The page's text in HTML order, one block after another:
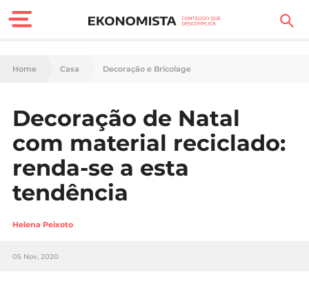
Finanças Pessoais
Carreira
Casa
Lifestyle
Sociedade
Tecnologia
Home Casa Decoração e Bricolage
Decoração de Natal
com material reciclado:
renda-se a esta
tendência
Helena Peixoto
05 Nov, 2020